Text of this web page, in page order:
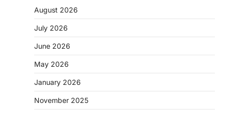
August 2026
July 2026
June 2026
May 2026
January 2026
November 2025
CHHATTISGARH
CG: 1 से 19 वर्ष तक के बच्चों को निःशुल्क दी
जाएगी एल्बेंडाजोल
More Khabar August 7, 2026